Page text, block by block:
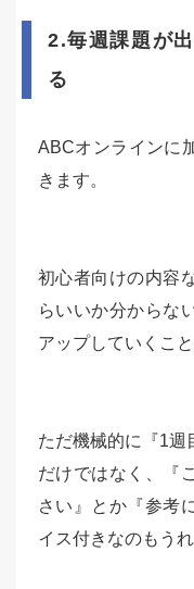
2.毎週課題が
る
ABCオンラインに
きます。
初心者向けの内容
らいいか分からな
アップしていくこ
ただ機械的に『1週
だけではなく、『
さい』とか『参考
イス付きなのもう